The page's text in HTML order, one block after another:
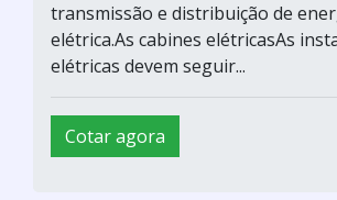
transmissão e distribuição de
elétrica.As cabines elétricasAs
elétricas devem seguir...
Cotar agora